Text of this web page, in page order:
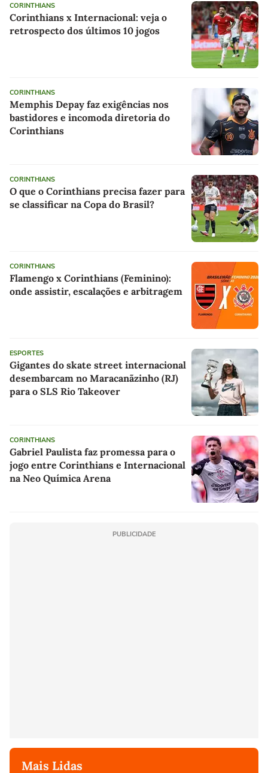
CORINTHIANS
Corinthians x Internacional: veja o
retrospecto dos últimos 10 jogos
CORINTHIANS
Memphis Depay faz exigências nos
bastidores e incomoda diretoria do
Corinthians
CORINTHIANS
O que o Corinthians precisa fazer para
se classificar na Copa do Brasil?
CORINTHIANS
Flamengo x Corinthians (Feminino):
onde assistir, escalações e arbitragem
ESPORTES
Gigantes do skate street internacional
desembarcam no Maracanãzinho (RJ)
para o SLS Rio Takeover
CORINTHIANS
Gabriel Paulista faz promessa para o
jogo entre Corinthians e Internacional
na Neo Química Arena
PUBLICIDADE
Mais Lidas